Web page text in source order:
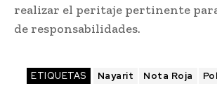
realizar el peritaje pertinente
de responsabilidades.
ETIQUETAS Nayarit Nota Roja